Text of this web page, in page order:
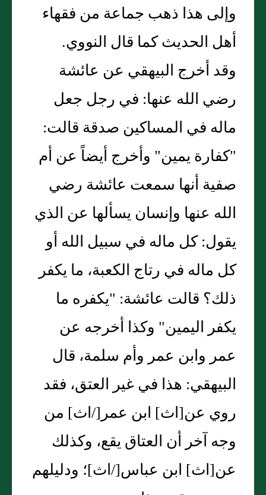
وإلى هذا ذهب جماعة من فقهاء
أهل الحديث كما قال النووي.
وقد أخرج البيهقي عن عائشة
رضي الله عنها: في رجل جعل
ماله في المساكين صدقة قالت:
"كفارة يمين" وأخرج أيضاً عن أم
صفية أنها سمعت عائشة رضي
الله عنها وإنسان يسألها عن الذي
يقول: كل ماله في سبيل الله أو
كل ماله في رتاج الكعبة، ما يكفر
ذلك؟ قالت عائشة: "يكفره ما
يكفر اليمين" وكذا أخرجه عن
عمر وابن عمر وأم سلمة، قال
البيهقي: هذا في غير العتق، فقد
روي عن[اث] ابن عمر[/اث] من
وجه آخر أن العتاق يقع، وكذلك
عن[اث] ابن عباس[/اث]؛ ودليلهم